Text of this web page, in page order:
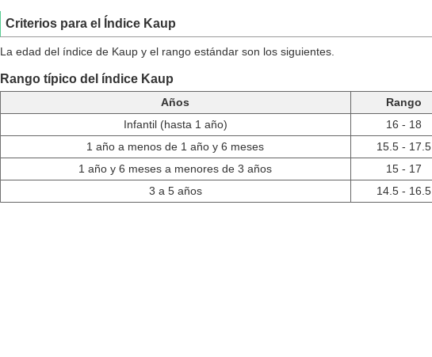
Criterios para el Índice Kaup
La edad del índice de Kaup y el rango estándar son los siguientes.
Rango típico del índice Kaup
Años
Rango
Infantil (hasta 1 año)
16 - 18
1 año a menos de 1 año y 6 meses
15.5 - 17.5
1 año y 6 meses a menores de 3 años
15 - 17
3 a 5 años
14.5 - 16.5